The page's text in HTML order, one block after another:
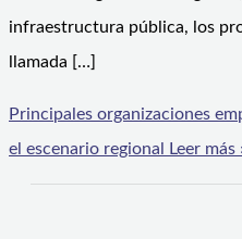
infraestructura pública, los
llamada […]
Principales organizaciones
el escenario regional
Leer más